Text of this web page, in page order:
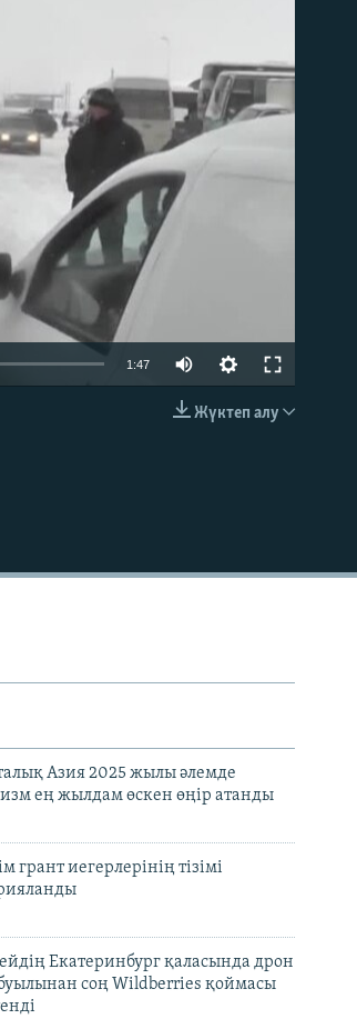
EMBED
1:47
Жүктеп алу
Азия 2025 жылы әлемде
ең жылдам өскен өңір атанды
грант иегерлерінің тізімі
Екатеринбург қаласында дрон
соң Wildberries қоймасы